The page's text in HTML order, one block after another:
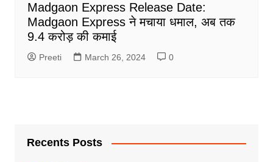
Madgaon Express Release Date:
Madgaon Express ने मचाया धमाल, अब तक
9.4 करोड़ की कमाई
Preeti March 26, 2024 0
Recents Posts